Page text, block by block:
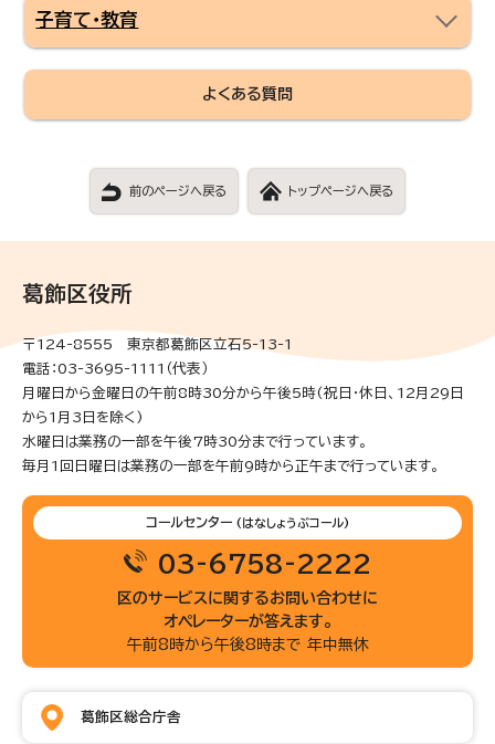
子育て・教育
よくある質問
前のページへ戻る トップページへ戻る
葛飾区役所
〒124-8555 東京都葛飾区立石5-13-1
電話：03-3695-1111（代表）
月曜日から金曜日の午前8時30分から午後5時(祝日・休日、12月29日
から1月3日を除く)
水曜日は業務の一部を午後7時30分まで行っています。
毎月1回日曜日は業務の一部を午前9時から正午まで行っています。
コールセンター (はなしょうぶコール)
03-6758-2222
区のサービスに関するお問い合わせに
オペレーターが答えます。
午前8時から午後8時まで 年中無休
葛飾区総合庁舎